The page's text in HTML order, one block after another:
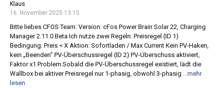
Klaus
16. November 2025 13:15
Bitte liebes CFOS Team: Version: cFos Power Brain Solar 22, Charging
Manager 2.11.0 Beta Ich nutze zwei Regeln: Preisregel (ID 1)
Bedingung: Preis < X Aktion: Sofortladen / Max Current Kein PV-Haken,
kein „Beenden“ PV-Überschussregel (ID 2) PV-Überschuss aktiviert,
Faktor x1 Problem:Sobald die PV-Überschussregel existiert, lädt die
Wallbox bei aktiver Preisregel nur 1-phasig, obwohl 3-phasig ...mehr
lesen